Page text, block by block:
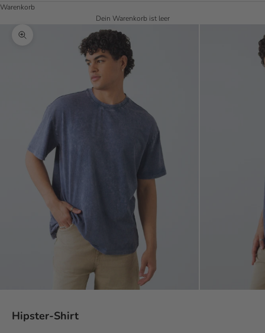
Warenkorb
Dein Warenkorb ist leer
Bild vergrößern
Hipster-Shirt